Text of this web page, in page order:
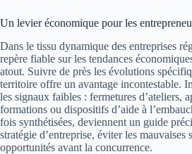
Un levier économique pour les
Dans le tissu dynamique des entreprises
repère fiable sur les tendances
atout. Suivre de près les évolutions
territoire offre un avantage incontestable.
les signaux faibles : fermetures d’ateliers,
formations ou dispositifs d’aide à
fois synthétisées, deviennent un guide
stratégie d’entreprise, éviter les mauvaises
opportunités avant la concurrence.